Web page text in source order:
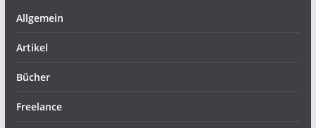
Allgemein
Artikel
Bücher
Freelance